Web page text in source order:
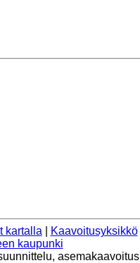
kartalla
Kaavoitusyksikkö
kaupunki
asemakaavoitus